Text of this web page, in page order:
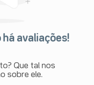
há avaliações!
Que tal nos
sobre ele.